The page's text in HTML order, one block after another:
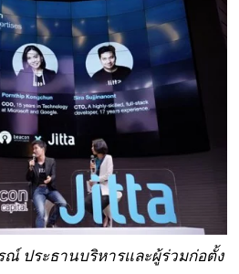
ประธานบริหารและผู้ร่วมก่อตั้ง